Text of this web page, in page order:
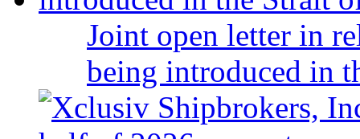
Joint open letter in
being introduced in